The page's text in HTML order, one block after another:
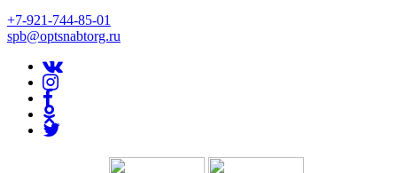
+7-921-744-85-01
spb@optsnabtorg.ru